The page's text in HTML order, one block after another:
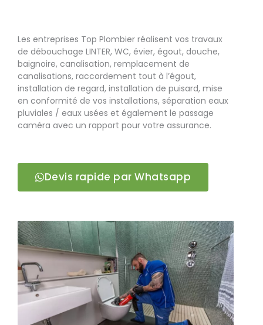
Les entreprises Top Plombier réalisent vos travaux
de débouchage LINTER, WC, évier, égout, douche,
baignoire, canalisation, remplacement de
canalisations, raccordement tout à l’égout,
installation de regard, installation de puisard, mise
en conformité de vos installations, séparation eaux
pluviales / eaux usées et également le passage
caméra avec un rapport pour votre assurance.
Devis rapide par Whatsapp